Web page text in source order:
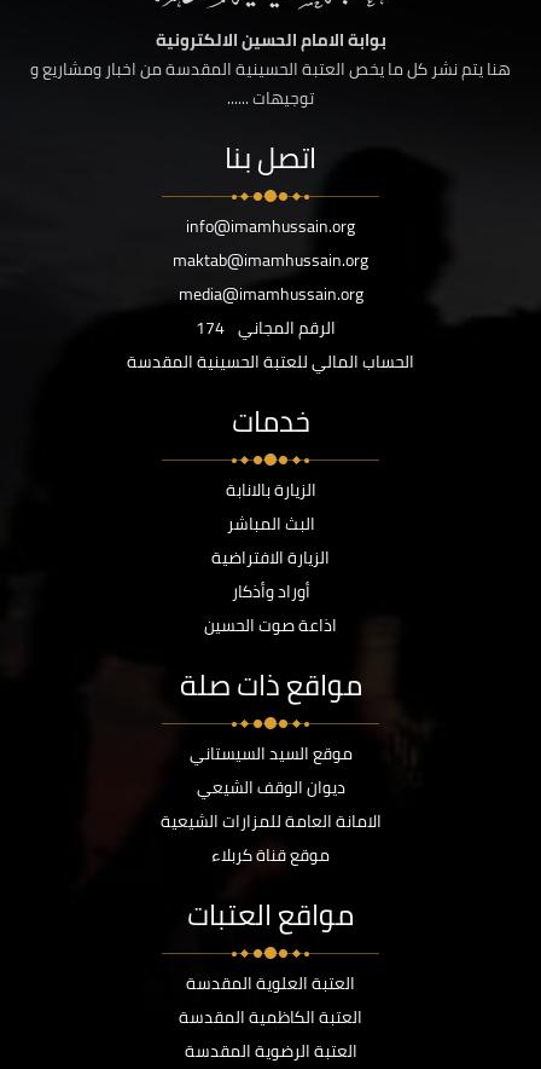
بوابة الامام الحسين الالكترونية
هنا يتم نشر كل ما يخص العتبة الحسينية المقدسة من اخبار ومشاريع و
توجيهات ......
اتصل بنا
info@imamhussain.org
maktab@imamhussain.org
media@imamhussain.org
الرقم المجاني 174
الحساب المالي للعتبة الحسينية المقدسة
خدمات
الزيارة بالانابة
البث المباشر
الزيارة الافتراضية
أوراد وأذكار
اذاعة صوت الحسين
مواقع ذات صلة
موقع السيد السيستاني
ديوان الوقف الشيعي
الامانة العامة للمزارات الشيعية
موقع قناة كربلاء
مواقع العتبات
العتبة العلوية المقدسة
العتبة الكاظمية المقدسة
العتبة الرضوية المقدسة